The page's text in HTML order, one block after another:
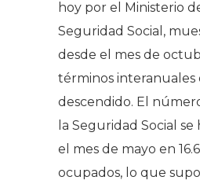
hoy por el Ministerio
Seguridad Social,
desde el mes de
términos interanuales
descendido. El
la Seguridad Social
el mes de mayo en
ocupados, lo que